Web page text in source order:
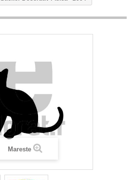
Mareste